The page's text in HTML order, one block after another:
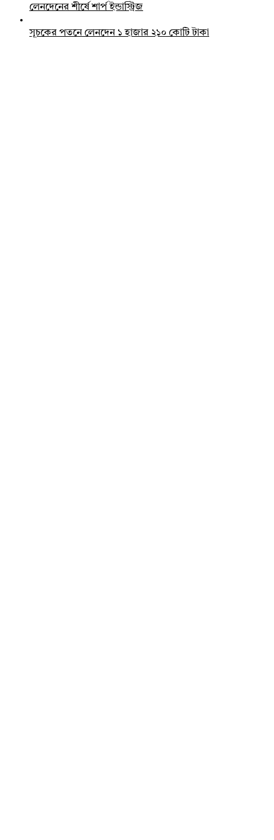
লেনদেনের শীর্ষে শার্প ইন্ডাস্ট্রিজ
সূচকের পতনে লেনদেন ১ হাজার ২১০ কোটি টাকা